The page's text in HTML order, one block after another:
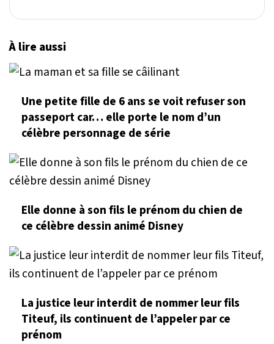
À lire aussi
Une petite fille de 6 ans se voit refuser son
passeport car… elle porte le nom d’un
célèbre personnage de série
Elle donne à son fils le prénom du chien de
ce célèbre dessin animé Disney
La justice leur interdit de nommer leur fils
Titeuf, ils continuent de l’appeler par ce
prénom